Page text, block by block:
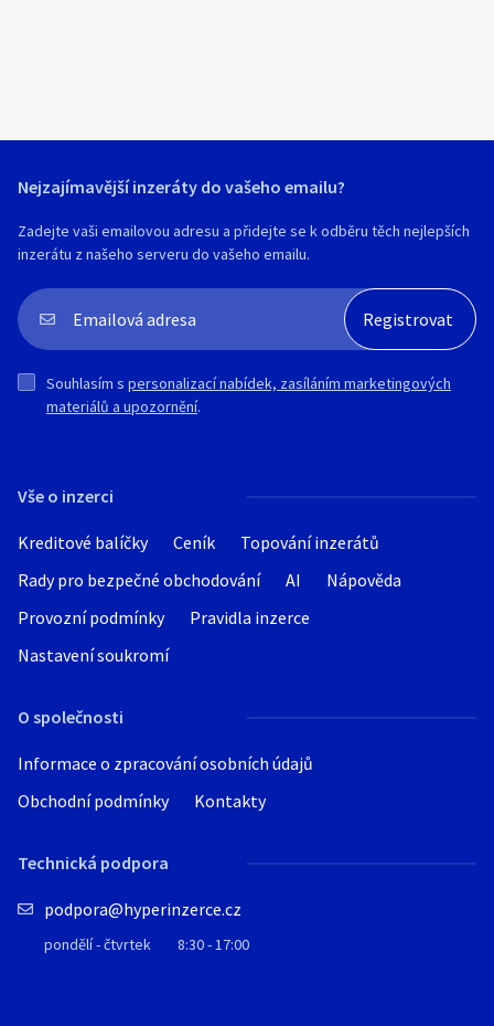
Vše o inzerci
Kreditové balíčky Ceník
Topování inzerátů
Rady pro bezpečné obchodování
AI
Nápověda
Provozní podmínky
Pravidla inzerce
Nastavení soukromí
O společnosti
Informace o zpracování osobních údajů
Obchodní podmínky
Kontakty
Technická podpora
podpora@hyperinzerce.cz
pondělí - čtvrtek 8:30 - 17:00
Nejzajímavější inzeráty do vašeho emailu?
Zadejte vaši emailovou adresu a přidejte se k odběru těch nejlepších
inzerátu z našeho serveru do vašeho emailu.
Souhlasím s personalizací nabídek, zasíláním marketingových
materiálů a upozornění.